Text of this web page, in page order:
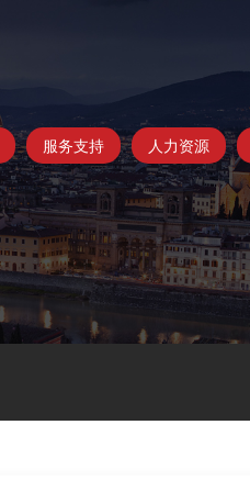
服务支持 人力资源